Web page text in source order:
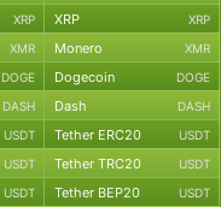
XRP XRP XRP
XMR Monero XMR
DOGE Dogecoin DOGE
DASH Dash DASH
USDT Tether ERC20 USDT
USDT Tether TRC20 USDT
USDT Tether BEP20 USDT